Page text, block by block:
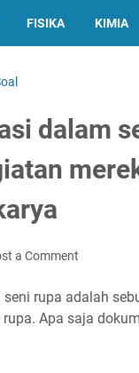
FISIKA KIMIA
dalam
a Comment
rupa adalah
Apa saja